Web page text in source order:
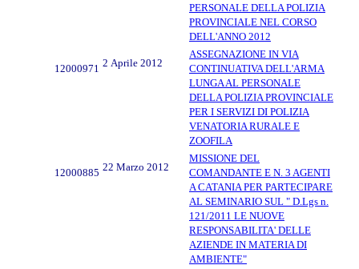
PERSONALE DELLA POLIZIA
PROVINCIALE NEL CORSO
DELL'ANNO 2012
12000971 2 Aprile 2012
ASSEGNAZIONE IN VIA
CONTINUATIVA DELL'ARMA
LUNGA AL PERSONALE
DELLA POLIZIA PROVINCIALE
PER I SERVIZI DI POLIZIA
VENATORIA RURALE E
ZOOFILA
12000885 22 Marzo 2012
MISSIONE DEL
COMANDANTE E N. 3 AGENTI
A CATANIA PER PARTECIPARE
AL SEMINARIO SUL " D.Lgs n.
121/2011 LE NUOVE
RESPONSABILITA' DELLE
AZIENDE IN MATERIA DI
AMBIENTE"